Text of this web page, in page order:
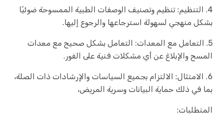
4. التنظيم: تنظيم وتصنيف الوصفات الطبية الممسوحة ضوئيًا
بشكل منهجي لسهولة استرجاعها والرجوع إليها.
5. التعامل مع المعدات: التعامل بشكل صحيح مع معدات
المسح والإبلاغ عن أي مشكلات فنية على الفور.
6. الامتثال: الالتزام بجميع السياسات والإرشادات ذات الصلة،
بما في ذلك حماية البيانات وسرية المريض،
المتطلبات: